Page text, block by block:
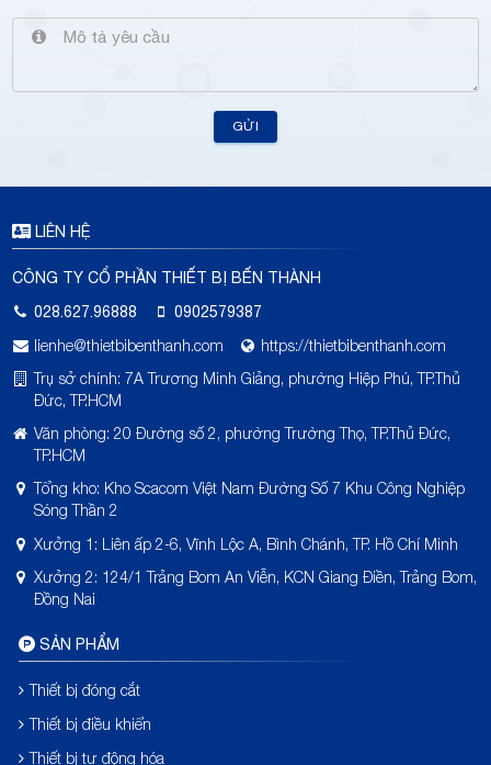
GỬI
LIÊN HỆ
CÔNG TY CỔ PHẦN THIẾT BỊ BẾN THÀNH
028.627.96888
0902579387
lienhe@thietbibenthanh.com
https://thietbibenthanh.com
Trụ sở chính: 7A Trương Minh Giảng, phường Hiệp Phú, TP.Thủ
Đức, TP.HCM
Văn phòng: 20 Đường số 2, phường Trường Thọ, TP.Thủ Đức,
TP.HCM
Tổng kho: Kho Scacom Việt Nam Đường Số 7 Khu Công Nghiệp
Sóng Thần 2
Xưởng 1: Liên ấp 2-6, Vĩnh Lộc A, Bình Chánh, TP. Hồ Chí Minh
Xưởng 2: 124/1 Trảng Bom An Viễn, KCN Giang Điền, Trảng Bom,
Đồng Nai
SẢN PHẨM
Thiết bị đóng cắt
Thiết bị điều khiển
Thiết bị tự động hóa